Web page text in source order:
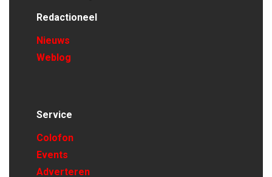
Redactioneel
Nieuws
Weblog
Service
Colofon
Events
Adverteren